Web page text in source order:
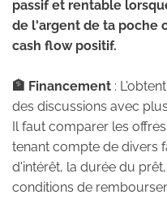
passif et rentable
de l'argent de ta poche
cash flow positif.
🏦 Financement :
des discussions avec
Il faut comparer les
tenant compte de divers
d'intérêt, la durée du
conditions de